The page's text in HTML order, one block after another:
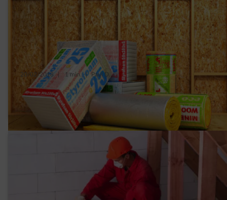
20/02/2018 | 1 min. | Paul D.
Hoe lees je het etiket op thermisch
isolatiemateriaal?